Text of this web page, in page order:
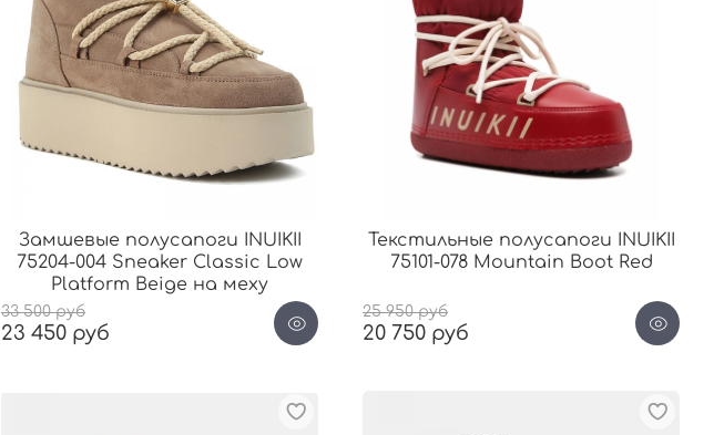
Замшевые полусапоги INUIKII
75204-004 Sneaker Classic Low
Platform Beige на меху
33 500 руб
23 450 руб
Текстильные полусапоги INUIKII
75101-078 Mountain Boot Red
25 950 руб
20 750 руб